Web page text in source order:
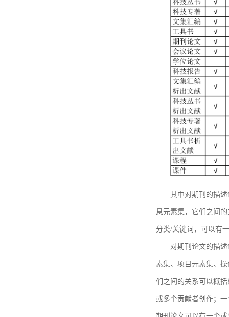
其中对期刊的描
息元素集，它们之间
分类/关键词，可以有
对期刊论文的描
素集、项目元素集、
们之间的关系可以概
或多个贡献者创作；